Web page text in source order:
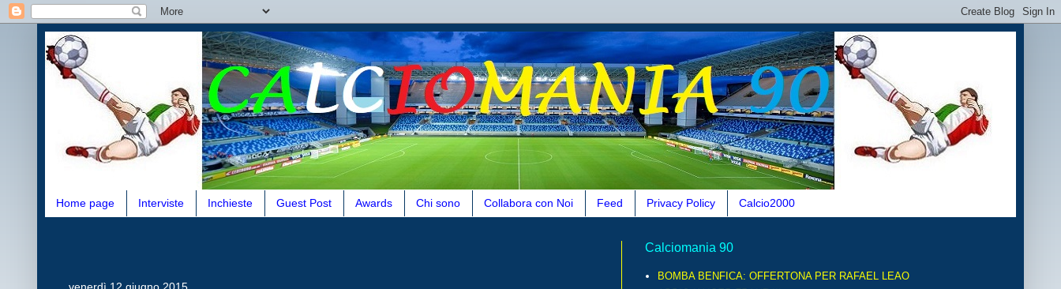
Home page Interviste Inchieste Guest Post Awards Chi sono Collabora con Noi Feed Privacy Policy Calcio2000
venerdì 12 giugno 2015
Calciomania 90
BOMBA BENFICA: OFFERTONA PER RAFAEL LEAO